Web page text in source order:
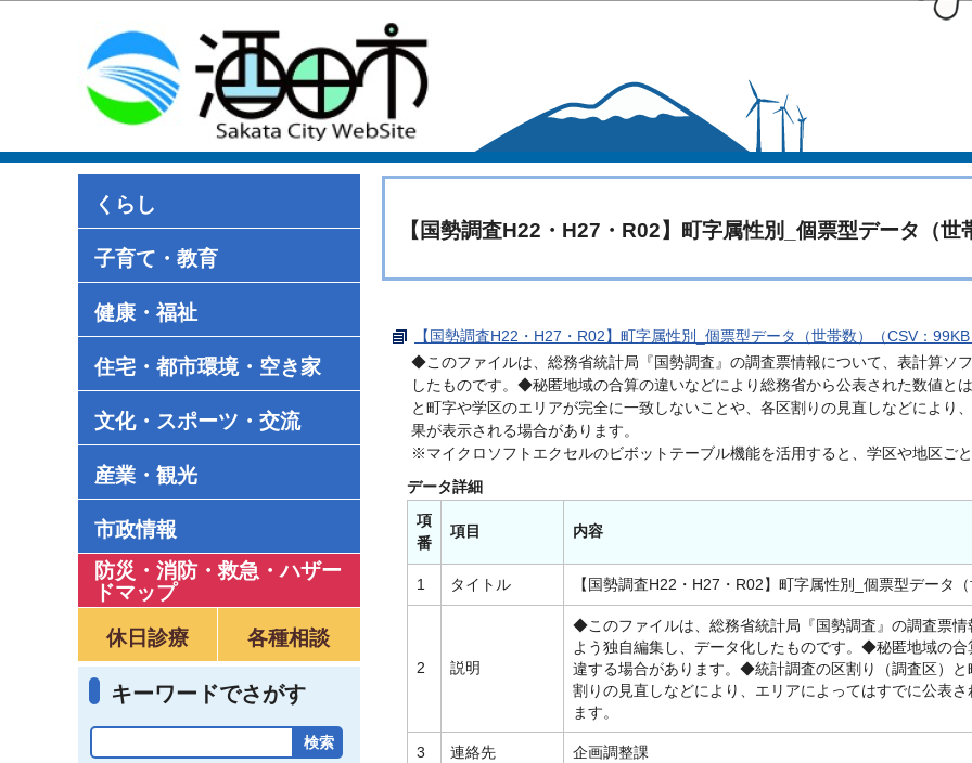
くらし
子育て・教育
健康・福祉
住宅・都市環境・空き家
文化・スポーツ・交流
産業・観光
市政情報
防災・消防・救急 ・ハザー
ドマップ
休日診療
各種相談
キーワードでさがす
【国勢調査H22・H27・R02】町字属性別_個票型データ（世
【国勢調査H22・H27・R02】町字属性別_個票型データ（世帯数）（CSV：99KB
◆このファイルは、総務省統計局『国勢調査』の調査票情報について、表計算ソ
したものです。◆秘匿地域の合算の違いなどにより総務省から公表された数値と
と町字や学区のエリアが完全に一致しないことや、各区割りの見直しなどにより
果が表示される場合があります。
※マイクロソフトエクセルのビボットテーブル機能を活用すると、学区や地区ご
データ詳細
項
番
項目 内容
1 タイトル 【国勢調査H22・H27・R02】町字属性別_個票型データ（
2 説明
◆このファイルは、総務省統計局『国勢調査』の調査票
よう独自編集し、データ化したものです。◆秘匿地域の
違する場合があります。◆統計調査の区割り（調査区）
割りの見直しなどにより、エリアによってはすでに公表
ます。
3 連絡先 企画調整課